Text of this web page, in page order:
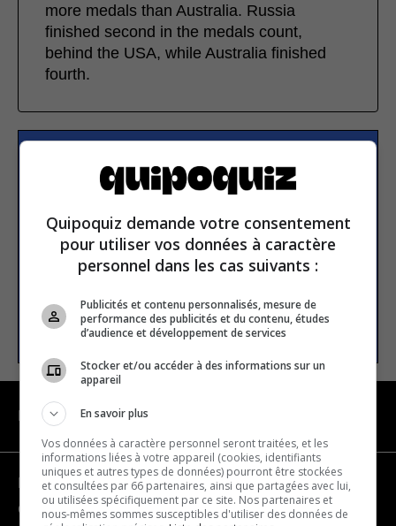
more medals than Australia. Russia
finished second in the medals count,
behind the USA, while Australia finished
fourth.
Subscribe to our
newsletter
Email address
SUBSCRIBE
NAVIGATION
Become a partner
Contact us
Quipoquiz demande votre consentement
pour utiliser vos données à caractère
personnel dans les cas suivants :
Publicités et contenu personnalisés, mesure de
performance des publicités et du contenu, études
d’audience et développement de services
Stocker et/ou accéder à des informations sur un
appareil
En savoir plus
Vos données à caractère personnel seront traitées, et les
informations liées à votre appareil (cookies, identifiants
uniques et autres types de données) pourront être stockées
et consultées par 66 partenaires, ainsi que partagées avec lui,
ou utilisées spécifiquement par ce site. Nos partenaires et
nous-mêmes sommes susceptibles d'utiliser des données de